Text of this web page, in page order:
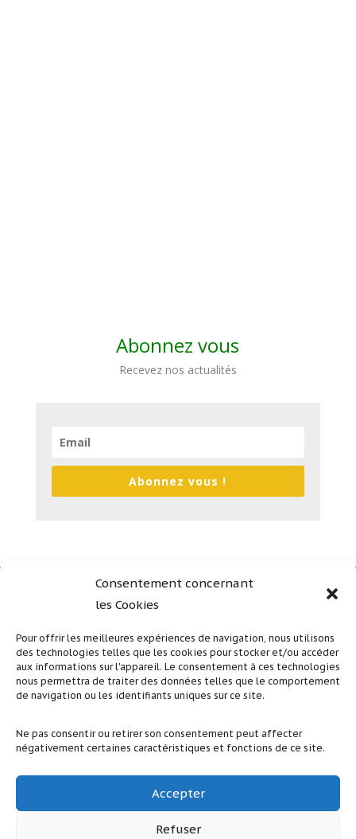
Consentement concernant
les Cookies
Pour offrir les meilleures expériences de navigation, nous utilisons
des technologies telles que les cookies pour stocker et/ou accéder
aux informations sur l'appareil. Le consentement à ces technologies
nous permettra de traiter des données telles que le comportement
de navigation ou les identifiants uniques sur ce site.
Ne pas consentir ou retirer son consentement peut affecter
négativement certaines caractéristiques et fonctions de ce site.
Accepter
Refuser
Abonnez vous
Recevez nos actualités
Abonnez vous !
Plan du site
Mentions légales
Politique de confidentialité
Suivez nous sur nos réseaux sociaux
rents / GESTANET